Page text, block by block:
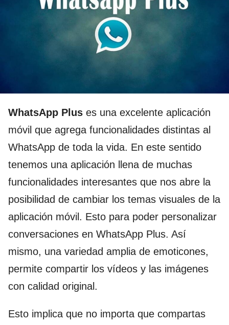
WhatsApp Plus es una excelente aplicación
móvil que agrega funcionalidades distintas al
WhatsApp de toda la vida. En este sentido
tenemos una aplicación llena de muchas
funcionalidades interesantes que nos abre la
posibilidad de cambiar los temas visuales de la
aplicación móvil. Esto para poder personalizar
conversaciones en WhatsApp Plus. Así
mismo, una variedad amplia de emoticones,
permite compartir los vídeos y las imágenes
con calidad original.
Esto implica que no importa que compartas